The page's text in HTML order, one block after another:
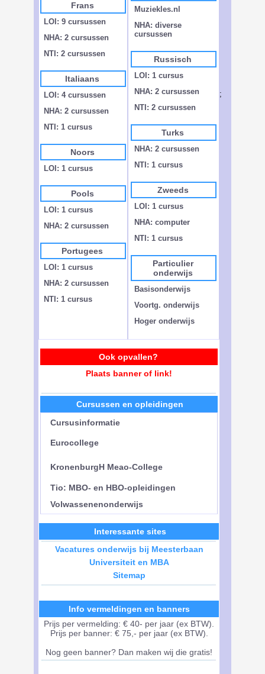
Frans
LOI: 9 cursussen
NHA: 2 cursussen
NTI: 2 cursussen
Italiaans
LOI: 4 cursussen
NHA: 2 cursussen
NTI: 1 cursus
Noors
LOI: 1 cursus
Pools
LOI: 1 cursus
NHA: 2 cursussen
Portugees
LOI: 1 cursus
NHA: 2 cursussen
NTI: 1 cursus
Muziekles.nl
NHA: diverse
cursussen
Russisch
LOI: 1 cursus
NHA: 2 cursussen
NTI: 2 cursussen
Turks
NHA: 2 cursussen
NTI: 1 cursus
Zweeds
LOI: 1 cursus
NHA: computer
NTI: 1 cursus
Particulier
onderwijs
Basisonderwijs
Voortg. onderwijs
Hoger onderwijs
Ook opvallen?
Plaats banner of link!
Cursussen en opleidingen
Cursusinformatie
Eurocollege
KronenburgH Meao-College
Tio: MBO- en HBO-opleidingen
Volwassenenonderwijs
Interessante sites
Vacatures onderwijs bij Meesterbaan
Universiteit en MBA
Sitemap
Info vermeldingen en banners
Prijs per vermelding: € 40- per jaar (ex BTW).
Prijs per banner: € 75,- per jaar (ex BTW).
Nog geen banner? Dan maken wij die gratis!
;